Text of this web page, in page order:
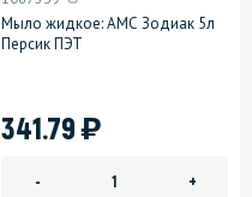
Мыло жидкое: АМС Зодиак 5л
Персик ПЭТ
341.79)
- +